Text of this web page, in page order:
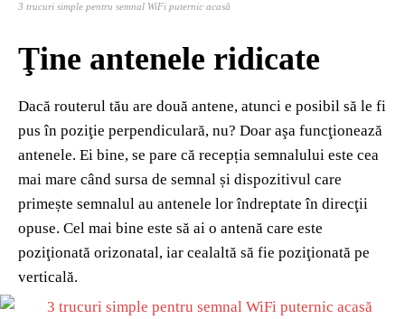
3 trucuri simple pentru semnal WiFi puternic acasă
Ţine antenele ridicate
Dacă routerul tău are două antene, atunci e posibil să le fi
pus în poziţie perpendiculară, nu? Doar aşa funcţionează
antenele. Ei bine, se pare că recepția semnalului este cea
mai mare când sursa de semnal și dispozitivul care
primește semnalul au antenele lor îndreptate în direcţii
opuse. Cel mai bine este să ai o antenă care este
poziţionată orizonatal, iar cealaltă să fie poziţionată pe
verticală.